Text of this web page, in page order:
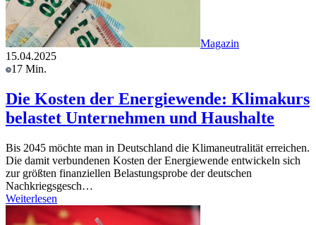
Magazin
15.04.2025
17 Min.
Die Kosten der Energiewende: Klimakurs
belastet Unternehmen und Haushalte
Bis 2045 möchte man in Deutschland die Klimaneutralität erreichen.
Die damit verbundenen Kosten der Energiewende entwickeln sich
zur größten finanziellen Belastungsprobe der deutschen
Nachkriegsgesch…
Weiterlesen